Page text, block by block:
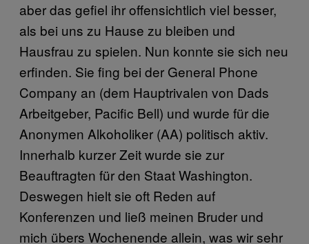
aber das gefiel ihr offensichtlich viel besser,
als bei uns zu Hause zu bleiben und
Hausfrau zu spielen. Nun konnte sie sich neu
erfinden. Sie fing bei der General Phone
Company an (dem Hauptrivalen von Dads
Arbeitgeber, Pacific Bell) und wurde für die
Anonymen Alkoholiker (AA) politisch aktiv.
Innerhalb kurzer Zeit wurde sie zur
Beauftragten für den Staat Washington.
Deswegen hielt sie oft Reden auf
Konferenzen und ließ meinen Bruder und
mich übers Wochenende allein, was wir sehr